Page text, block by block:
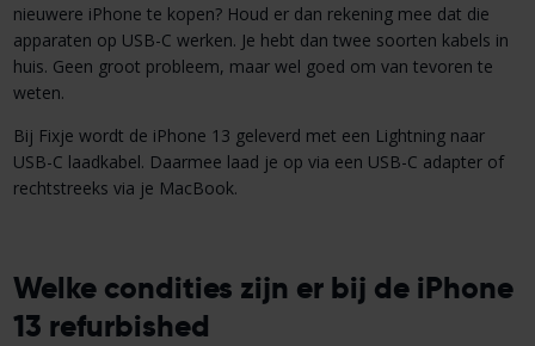
nieuwere iPhone te kopen? Houd er dan rekening mee dat die
apparaten op USB-C werken. Je hebt dan twee soorten kabels in
huis. Geen groot probleem, maar wel goed om van tevoren te
weten.
Bij Fixje wordt de iPhone 13 geleverd met een Lightning naar
USB-C laadkabel. Daarmee laad je op via een USB-C adapter of
rechtstreeks via je MacBook.
Welke condities zijn er bij de iPhone
13 refurbished